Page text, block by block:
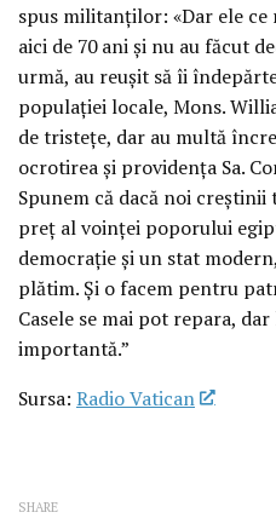
spus militanţilor: «Dar ele
aici de 70 ani şi nu au făcut
urmă, au reuşit să îi
populaţiei locale, Mons.
de tristeţe, dar au multă
ocrotirea şi providenţa Sa.
Spunem că dacă noi
preţ al voinţei poporului
democraţie şi un stat
plătim. Şi o facem pentru
Casele se mai pot repara,
importantă.”
Sursa: Radio Vatican
SHARE